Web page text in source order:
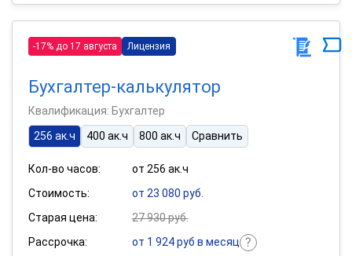
-17% до 17 августа Лицензия
Бухгалтер-калькулятор
Квалификация: Бухгалтер
256 ак.ч
400 ак.ч 800 ак.ч Сравнить
Кол-во часов:
от 256 ак.ч
Стоимость:
от 23 080 руб.
Старая цена:
27 930 руб.
Рассрочка:
от 1 924 руб в месяц